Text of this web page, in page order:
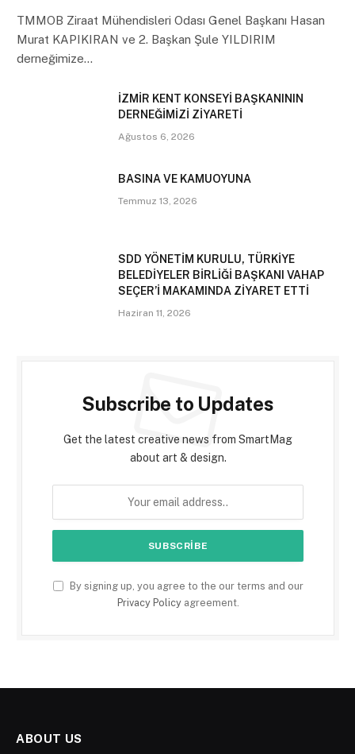
TMMOB Ziraat Mühendisleri Odası Genel Başkanı Hasan
Murat KAPIKIRAN ve 2. Başkan Şule YILDIRIM
derneğimize…
İZMİR KENT KONSEYİ BAŞKANININ
DERNEĞİMİZİ ZİYARETİ
Ağustos 6, 2026
BASINA VE KAMUOYUNA
Temmuz 13, 2026
SDD YÖNETİM KURULU, TÜRKİYE
BELEDİYELER BİRLİĞİ BAŞKANI VAHAP
SEÇER’İ MAKAMINDA ZİYARET ETTİ
Haziran 11, 2026
Subscribe to Updates
Get the latest creative news from SmartMag
about art & design.
By signing up, you agree to the our terms and our
Privacy Policyagreement.
ABOUT US